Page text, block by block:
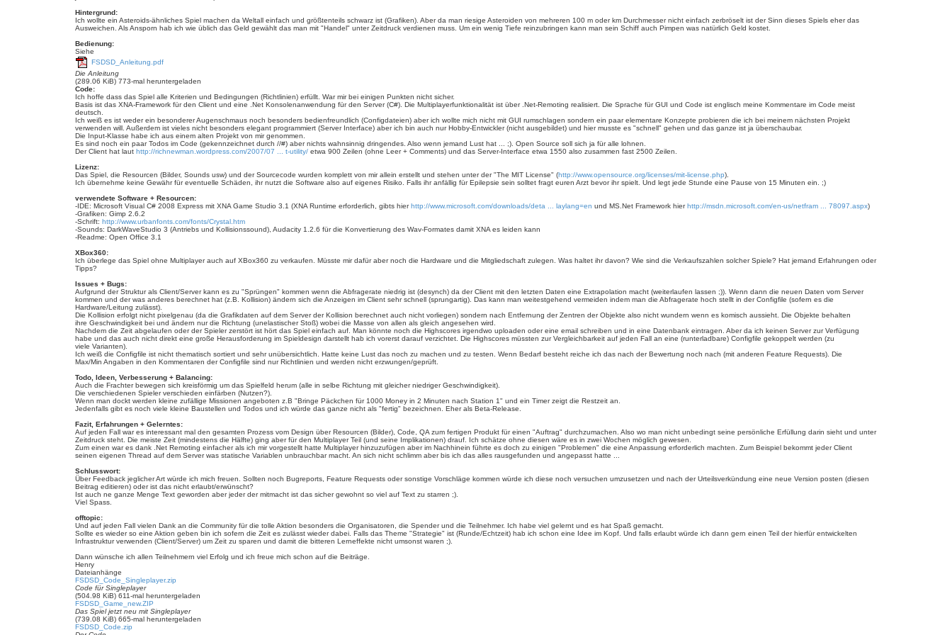
n
a
g
Hintergrund:
Ich wollte ein Asteroids-ähnliches Spiel machen da Weltall einfach und größtenteils schwarz ist (Grafiken). Aber da man riesige Asteroiden von mehreren 100 m oder km Durchmesser nicht einfach zerbröselt ist der Sinn dieses Spiels eher das
Ausweichen. Als Ansporn hab ich wie üblich das Geld gewählt das man mit "Handel" unter Zeitdruck verdienen muss. Um ein wenig Tiefe reinzubringen kann man sein Schiff auch Pimpen was natürlich Geld kostet.
Bedienung:
Siehe
FSDSD_Anleitung.pdf
Die Anleitung
(289.06 KiB) 773-mal heruntergeladen
Code:
Ich hoffe dass das Spiel alle Kriterien und Bedingungen (Richtlinien) erfüllt. War mir bei einigen Punkten nicht sicher.
Basis ist das XNA-Framework für den Client und eine .Net Konsolenanwendung für den Server (C#). Die Multiplayerfunktionalität ist über .Net-Remoting realisiert. Die Sprache für GUI und Code ist englisch meine Kommentare im Code meist
deutsch.
Ich weiß es ist weder ein besonderer Augenschmaus noch besonders bedienfreundlich (Configdateien) aber ich wollte mich nicht mit GUI rumschlagen sondern ein paar elementare Konzepte probieren die ich bei meinem nächsten Projekt
verwenden will. Außerdem ist vieles nicht besonders elegant programmiert (Server Interface) aber ich bin auch nur Hobby-Entwickler (nicht ausgebildet) und hier musste es "schnell" gehen und das ganze ist ja überschaubar.
Die Input-Klasse habe ich aus einem alten Projekt von mir genommen.
Es sind noch ein paar Todos im Code (gekennzeichnet durch //#) aber nichts wahnsinnig dringendes. Also wenn jemand Lust hat ... ;). Open Source soll sich ja für alle lohnen.
Der Client hat laut http://richnewman.wordpress.com/2007/07 ... t-utility/ etwa 900 Zeilen (ohne Leer + Comments) und das Server-Interface etwa 1550 also zusammen fast 2500 Zeilen.
Lizenz:
Das Spiel, die Resourcen (Bilder, Sounds usw) und der Sourcecode wurden komplett von mir allein erstellt und stehen unter der "The MIT License" (http://www.opensource.org/licenses/mit-license.php).
Ich übernehme keine Gewähr für eventuelle Schäden, ihr nutzt die Software also auf eigenes Risiko. Falls ihr anfällig für Epilepsie sein solltet fragt euren Arzt bevor ihr spielt. Und legt jede Stunde eine Pause von 15 Minuten ein. ;)
verwendete Software + Resourcen:
-IDE: Microsoft Visual C# 2008 Express mit XNA Game Studio 3.1 (XNA Runtime erforderlich, gibts hierhttp://www.microsoft.com/downloads/deta ... laylang=en und MS.Net Framework hierhttp://msdn.microsoft.com/en-us/netfram ... 78097.aspx)
-Grafiken: Gimp 2.6.2
-Schrift: http://www.urbanfonts.com/fonts/Crystal.htm
-Sounds: DarkWaveStudio 3 (Antriebs und Kollisionssound), Audacity 1.2.6 für die Konvertierung des Wav-Formates damit XNA es leiden kann
-Readme: Open Office 3.1
XBox360:
Ich überlege das Spiel ohne Multiplayer auch auf XBox360 zu verkaufen. Müsste mir dafür aber noch die Hardware und die Mitgliedschaft zulegen. Was haltet ihr davon? Wie sind die Verkaufszahlen solcher Spiele? Hat jemand Erfahrungen oder
Tipps?
Issues + Bugs:
Aufgrund der Struktur als Client/Server kann es zu "Sprüngen" kommen wenn die Abfragerate niedrig ist (desynch) da der Client mit den letzten Daten eine Extrapolation macht (weiterlaufen lassen ;)). Wenn dann die neuen Daten vom Server
kommen und der was anderes berechnet hat (z.B. Kollision) ändern sich die Anzeigen im Client sehr schnell (sprungartig). Das kann man weitestgehend vermeiden indem man die Abfragerate hoch stellt in der Configfile (sofern es die
Hardware/Leitung zulässt).
Die Kollision erfolgt nicht pixelgenau (da die Grafikdaten auf dem Server der Kollision berechnet auch nicht vorliegen) sondern nach Entfernung der Zentren der Objekte also nicht wundern wenn es komisch aussieht. Die Objekte behalten
ihre Geschwindigkeit bei und ändern nur die Richtung (unelastischer Stoß) wobei die Masse von allen als gleich angesehen wird.
Nachdem die Zeit abgelaufen oder der Spieler zerstört ist hört das Spiel einfach auf. Man könnte noch die Highscores irgendwo uploaden oder eine email schreiben und in eine Datenbank eintragen. Aber da ich keinen Server zur Verfügung
habe und das auch nicht direkt eine große Herausforderung im Spieldesign darstellt hab ich vorerst darauf verzichtet. Die Highscores müssten zur Vergleichbarkeit auf jeden Fall an eine (runterladbare) Configfile gekoppelt werden (zu
viele Varianten).
Ich weiß die Configfile ist nicht thematisch sortiert und sehr unübersichtlich. Hatte keine Lust das noch zu machen und zu testen. Wenn Bedarf besteht reiche ich das nach der Bewertung noch nach (mit anderen Feature Requests). Die
Max/Min Angaben in den Kommentaren der Configfile sind nur Richtlinien und werden nicht erzwungen/geprüft.
Todo, Ideen, Verbesserung + Balancing:
Auch die Frachter bewegen sich kreisförmig um das Spielfeld herum (alle in selbe Richtung mit gleicher niedriger Geschwindigkeit).
Die verschiedenen Spieler verschieden einfärben (Nutzen?).
Wenn man dockt werden kleine zufällige Missionen angeboten z.B "Bringe Päckchen für 1000 Money in 2 Minuten nach Station 1" und ein Timer zeigt die Restzeit an.
Jedenfalls gibt es noch viele kleine Baustellen und Todos und ich würde das ganze nicht als "fertig" bezeichnen. Eher als Beta-Release.
Fazit, Erfahrungen + Gelerntes:
Auf jeden Fall war es interessant mal den gesamten Prozess vom Design über Resourcen (Bilder), Code, QA zum fertigen Produkt für einen "Auftrag" durchzumachen. Also wo man nicht unbedingt seine persönliche Erfüllung darin sieht und unter
Zeitdruck steht. Die meiste Zeit (mindestens die Hälfte) ging aber für den Multiplayer Teil (und seine Implikationen) drauf. Ich schätze ohne diesen wäre es in zwei Wochen möglich gewesen.
Zum einen war es dank .Net Remoting einfacher als ich mir vorgestellt hatte Multiplayer hinzuzufügen aber im Nachhinein führte es doch zu einigen "Problemen" die eine Anpassung erforderlich machten. Zum Beispiel bekommt jeder Client
seinen eigenen Thread auf dem Server was statische Variablen unbrauchbar macht. An sich nicht schlimm aber bis ich das alles rausgefunden und angepasst hatte ...
Schlusswort:
Über Feedback jeglicher Art würde ich mich freuen. Sollten noch Bugreports, Feature Requests oder sonstige Vorschläge kommen würde ich diese noch versuchen umzusetzen und nach der Urteilsverkündung eine neue Version posten (diesen
Beitrag editieren) oder ist das nicht erlaubt/erwünscht?
Ist auch ne ganze Menge Text geworden aber jeder der mitmacht ist das sicher gewohnt so viel auf Text zu starren ;).
Viel Spass.
offtopic:
Und auf jeden Fall vielen Dank an die Community für die tolle Aktion besonders die Organisatoren, die Spender und die Teilnehmer. Ich habe viel gelernt und es hat Spaß gemacht.
Sollte es wieder so eine Aktion geben bin ich sofern die Zeit es zulässt wieder dabei. Falls das Theme "Strategie" ist (Runde/Echtzeit) hab ich schon eine Idee im Kopf. Und falls erlaubt würde ich dann gern einen Teil der hierfür entwickelten
Infrastruktur verwenden (Client/Server) um Zeit zu sparen und damit die bitteren Lerneffekte nicht umsonst waren ;).
Dann wünsche ich allen Teilnehmern viel Erfolg und ich freue mich schon auf die Beiträge.
Henry
Dateianhänge
FSDSD_Code_Singleplayer.zip
Code für Singleplayer
(504.98 KiB) 611-mal heruntergeladen
FSDSD_Game_new.ZIP
Das Spiel jetzt neu mit Singleplayer
(739.08 KiB) 665-mal heruntergeladen
FSDSD_Code.zip